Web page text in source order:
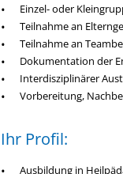
Einzel- oder
Teilnahme an
Teilnahme an
Dokumentation der
Interdisziplinärer
Vorbereitung,
Ihr Profil:
Ausbildung in